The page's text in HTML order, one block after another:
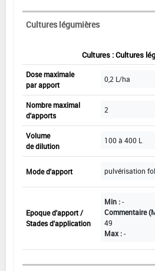
Cultures légumières
Cultures : Cultures
Dose maximale
par apport
0,2 L/ha
Nombre maximal
d'apports
2
Volume
de dilution
100 à 400 L
Mode d'apport pulvérisation
Epoque d'apport /
Stades d'application
Min :-
Commentaire
49
Max :-